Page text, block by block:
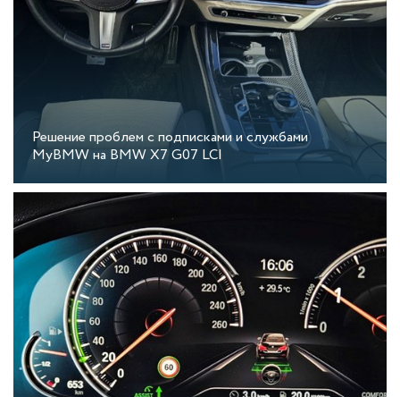
Решение проблем с подписками и службами
MyBMW на BMW X7 G07 LCI